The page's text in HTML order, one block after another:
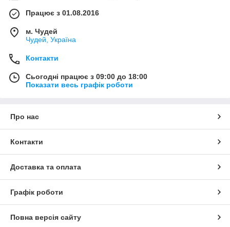
Працює з 01.08.2016
м. Чудей
Чудей, Україна
Контакти
Сьогодні працює з 09:00 до 18:00
Показати весь графік роботи
Про нас
Контакти
Доставка та оплата
Графік роботи
Повна версія сайту